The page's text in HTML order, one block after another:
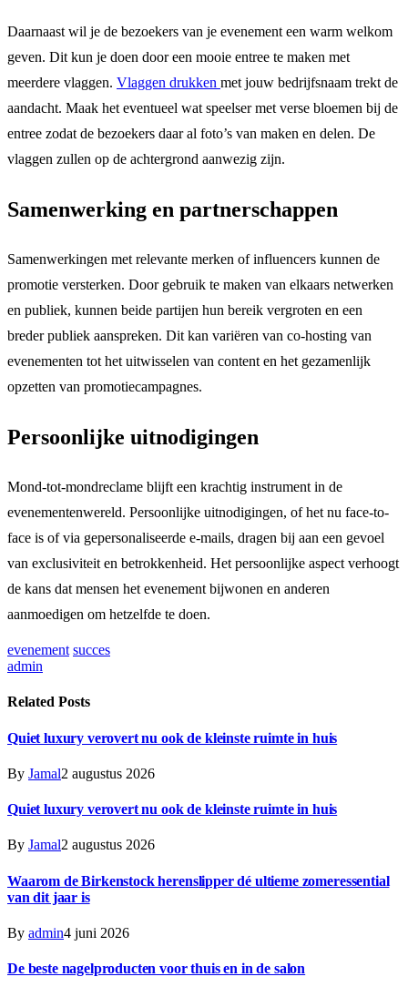
Daarnaast wil je de bezoekers van je evenement een warm welkom
geven. Dit kun je doen door een mooie entree te maken met
meerdere vlaggen. Vlaggen drukken met jouw bedrijfsnaam trekt de
aandacht. Maak het eventueel wat speelser met verse bloemen bij de
entree zodat de bezoekers daar al foto’s van maken en delen. De
vlaggen zullen op de achtergrond aanwezig zijn.
Samenwerking en partnerschappen
Samenwerkingen met relevante merken of influencers kunnen de
promotie versterken. Door gebruik te maken van elkaars netwerken
en publiek, kunnen beide partijen hun bereik vergroten en een
breder publiek aanspreken. Dit kan variëren van co-hosting van
evenementen tot het uitwisselen van content en het gezamenlijk
opzetten van promotiecampagnes.
Persoonlijke uitnodigingen
Mond-tot-mondreclame blijft een krachtig instrument in de
evenementenwereld. Persoonlijke uitnodigingen, of het nu face-to-
face is of via gepersonaliseerde e-mails, dragen bij aan een gevoel
van exclusiviteit en betrokkenheid. Het persoonlijke aspect verhoogt
de kans dat mensen het evenement bijwonen en anderen
aanmoedigen om hetzelfde te doen.
evenement succes
admin
Related Posts
Quiet luxury verovert nu ook de kleinste ruimte in huis
By Jamal2 augustus 2026
Quiet luxury verovert nu ook de kleinste ruimte in huis
By Jamal2 augustus 2026
Waarom de Birkenstock herenslipper dé ultieme zomeressential
van dit jaar is
By admin4 juni 2026
De beste nagelproducten voor thuis en in de salon